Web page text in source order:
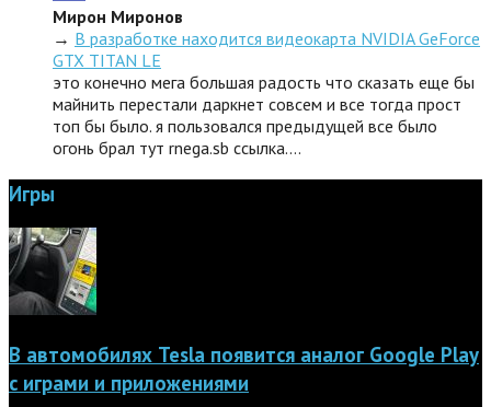
Мирон Миронов
→ В разработке находится видеокарта NVIDIA GeForce
GTX TITAN LE
это конечно мега большая радость что сказать еще бы
майнить перестали даркнет совсем и все тогда прост
топ бы было. я пользовался предыдущей все было
огонь брал тут rnega.sb ссылка.…
Игры
В автомобилях Tesla появится аналог Google Play
с играми и приложениями